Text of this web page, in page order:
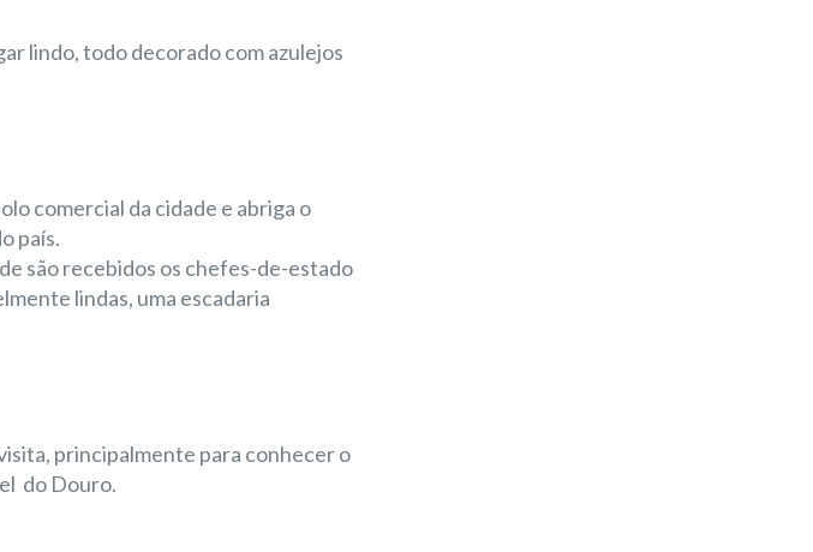
lindo, todo decorado com azulejos
comercial da cidade e abriga o
país.
são recebidos os chefes-de-estado
lindas, uma escadaria
principalmente para conhecer o
do Douro.